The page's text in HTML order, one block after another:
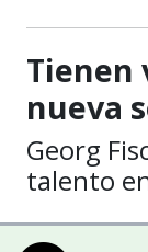
Tienen
nueva
Georg
talento